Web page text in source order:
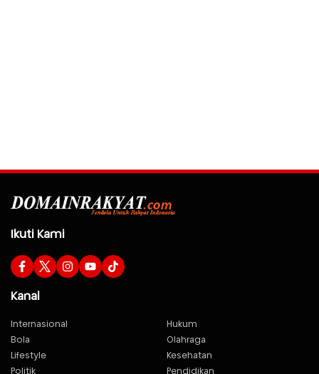
Ikuti Kami
Kanal
Internasional
Hukum
Bola
Olahraga
Lifestyle
Kesehatan
Politik
Pendidikan